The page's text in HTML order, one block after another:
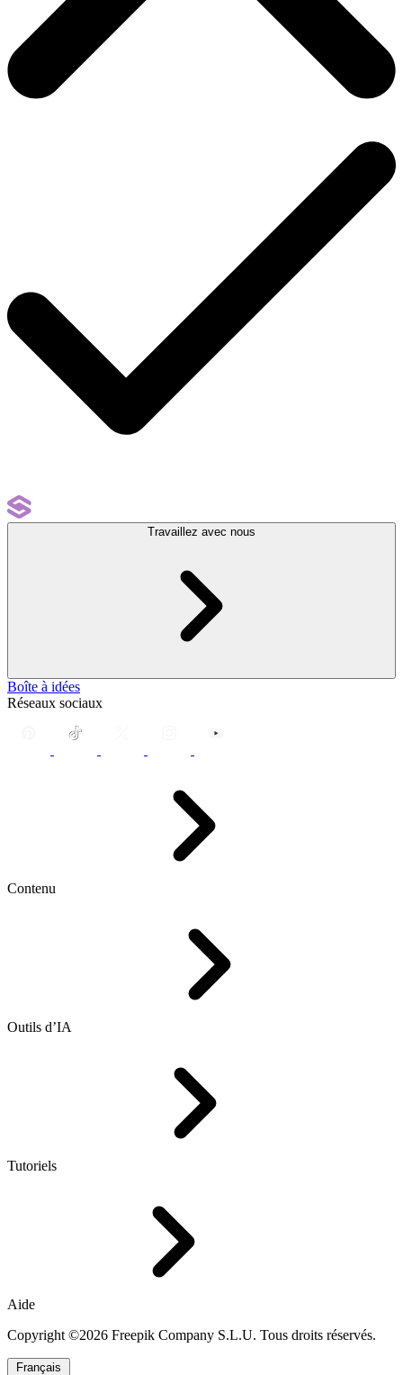
Travaillez avec nous
Boîte à idées
Réseaux sociaux
Contenu
Outils d’IA
Tutoriels
Aide
Copyright ©2026 Freepik Company S.L.U. Tous droits réservés.
Français